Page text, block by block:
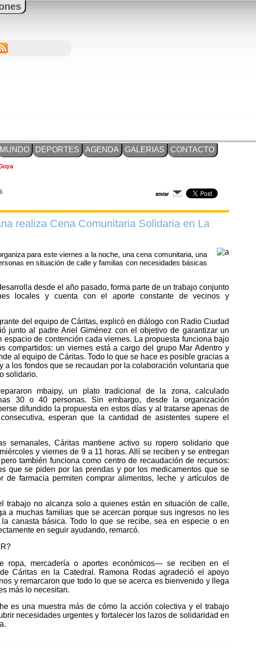
MUNDO DEPORTES AGENDA GALERIAS CONTACTO
Goya
realiza Cena Comunitaria Solidaria en La
para este viernes a la noche, una cena comunitaria, una
en situación de calle y familias con necesidades básicas
desde el año pasado, forma parte de un trabajo conjunto
locales y cuenta con el aporte constante de vecinos y
del equipo de Cáritas, explicó en diálogo con Radio Ciudad
junto al padre Ariel Giménez con el objetivo de garantizar un
espacio de contención cada viernes. La propuesta funciona bajo
compartidos: un viernes está a cargo del grupo Mar Adentro y
al equipo de Cáritas. Todo lo que se hace es posible gracias a
a los fondos que se recaudan por la colaboración voluntaria que
solidario.
mbaipy, un plato tradicional de la zona, calculado
30 o 40 personas. Sin embargo, desde la organización
difundido la propuesta en estos días y al tratarse apenas de
esperan que la cantidad de asistentes supere el
semanales, Cáritas mantiene activo su ropero solidario que
y viernes de 9 a 11 horas. Allí se reciben y se entregan
también funciona como centro de recaudación de recursos:
que se piden por las prendas y por los medicamentos que se
de farmacia permiten comprar alimentos, leche y artículos de
trabajo no alcanza solo a quienes están en situación de calle,
a muchas familias que se acercan porque sus ingresos no les
canasta básica. Todo lo que se recibe, sea en especie o en
en seguir ayudando, remarcó.
ropa, mercadería o aportes económicos— se reciben en el
Cáritas en la Catedral. Ramona Rodas agradeció el apoyo
y remarcaron que todo lo que se acerca es bienvenido y llega
más lo necesitan.
es una muestra más de cómo la acción colectiva y el trabajo
necesidades urgentes y fortalecer los lazos de solidaridad en